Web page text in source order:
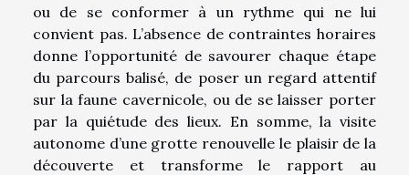
ou de se conformer à un rythme qui ne lui
convient pas. L’absence de contraintes horaires
donne l’opportunité de savourer chaque étape
du parcours balisé, de poser un regard attentif
sur la faune cavernicole, ou de se laisser porter
par la quiétude des lieux. En somme, la visite
autonome d’une grotte renouvelle le plaisir de la
découverte et transforme le rapport au